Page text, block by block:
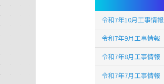
令和7年10月工事情報
令和7年9月工事情報
令和7年8月工事情報
令和7年7月工事情報